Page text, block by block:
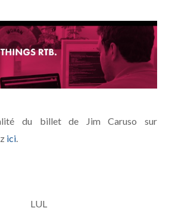
du billet de Jim Caruso sur
ici.
LUL